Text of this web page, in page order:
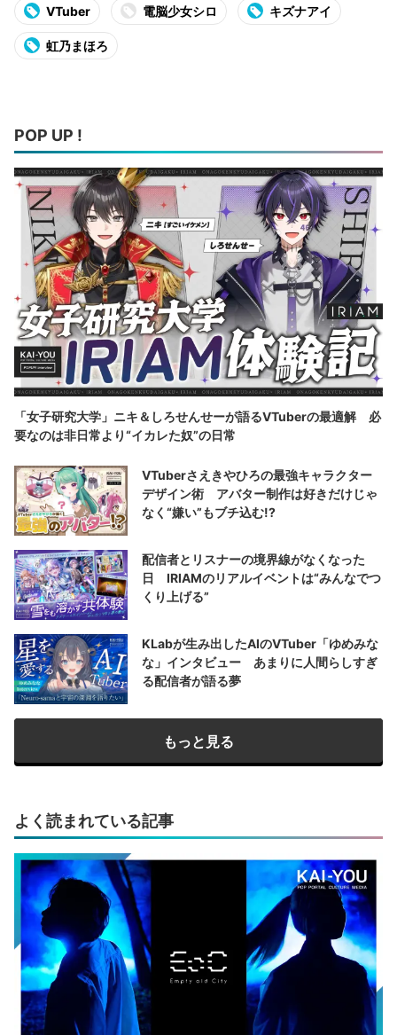
VTuber 電脳少女シロ キズナアイ
虹乃まほろ
POP UP !
「女子研究大学」ニキ＆しろせんせーが語るVTuberの最適解 必
要なのは非日常より“イカレた奴”の日常
VTuberさえきやひろの最強キャラクター
デザイン術 アバター制作は好きだけじゃ
なく“嫌い”もブチ込む!?
配信者とリスナーの境界線がなくなった
日 IRIAMのリアルイベントは“みんなでつ
くり上げる”
KLabが生み出したAIのVTuber「ゆめみな
な」インタビュー あまりに人間らしすぎ
る配信者が語る夢
もっと見る
よく読まれている記事